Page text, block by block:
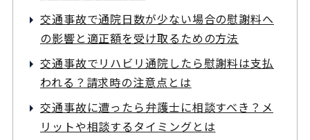
交通事故で通院日数が少ない場合の慰謝料へ
の影響と適正額を受け取るための方法
交通事故でリハビリ通院したら慰謝料は支払
われる？請求時の注意点とは
交通事故に遭ったら弁護士に相談すべき？メ
リットや相談するタイミングとは